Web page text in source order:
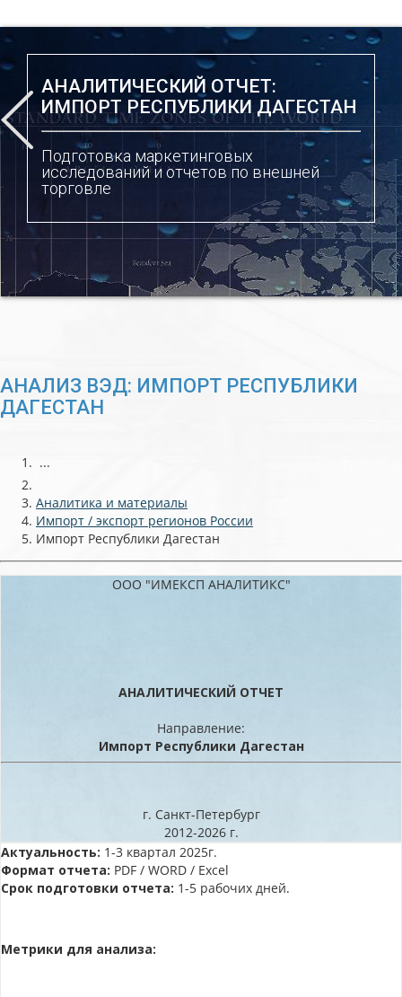
АНАЛИТИЧЕСКИЙ ОТЧЕТ:
ИМПОРТ РЕСПУБЛИКИ ДАГЕСТАН
Подготовка маркетинговых
исследований и отчетов по внешней
торговле
АНАЛИЗ ВЭД: ИМПОРТ РЕСПУБЛИКИ
ДАГЕСТАН
...
Аналитика и материалы
Импорт / экспорт регионов России
Импорт Республики Дагестан
ООО "ИМЕКСП АНАЛИТИКС"
АНАЛИТИЧЕСКИЙ ОТЧЕТ
Направление:
Импорт Республики Дагестан
г. Санкт-Петербург
2012-2026 г.
Актуальность: 1-3 квартал 2025г.
Формат отчета: PDF / WORD / Excel
Срок подготовки отчета: 1-5 рабочих дней.
Метрики для анализа: